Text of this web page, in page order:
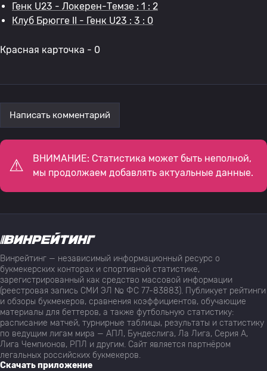
Генк U23 - Локерен-Темзе : 1 : 2
Клуб Брюгге II - Генк U23 : 3 : 0
Красная карточка - 0
Написать комментарий
ВНИМАНИЕ: Статистика может быть неполной,
мы продолжаем добавлять актуальные данные.
Винрейтинг — независимый информационный ресурс о
букмекерских конторах и спортивной статистике,
зарегистрированный как средство массовой информации
(реестровая запись СМИ ЭЛ № ФС 77-83883). Публикует рейтинги
и обзоры букмекеров, сравнения коэффициентов, обучающие
материалы для беттеров, а также футбольную статистику:
расписание матчей, турнирные таблицы, результаты и статистику
по ведущим лигам мира — АПЛ, Бундеслига, Ла Лига, Серия А,
Лига Чемпионов, РПЛ и другим. Сайт является партнёром
легальных российских букмекеров.
Скачать приложение